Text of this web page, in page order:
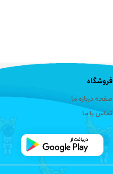
فروشگاه
صفحه درباره ما
تماس با ما